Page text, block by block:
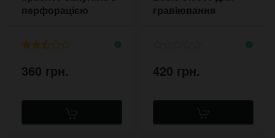
перфорацією
360 грн.
гравіювання
420 грн.